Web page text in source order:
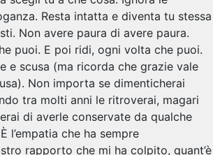
Resta intatta e diventa tu stessa
Non avere paura di avere paura.
puoi. E poi ridi, ogni volta che puoi.
e scusa (ma ricorda che grazie vale
Non importa se dimenticherai
tra molti anni le ritroverai, magari
di averle conservate da qualche
l’empatia che ha sempre
rapporto che mi ha colpito, quant’è